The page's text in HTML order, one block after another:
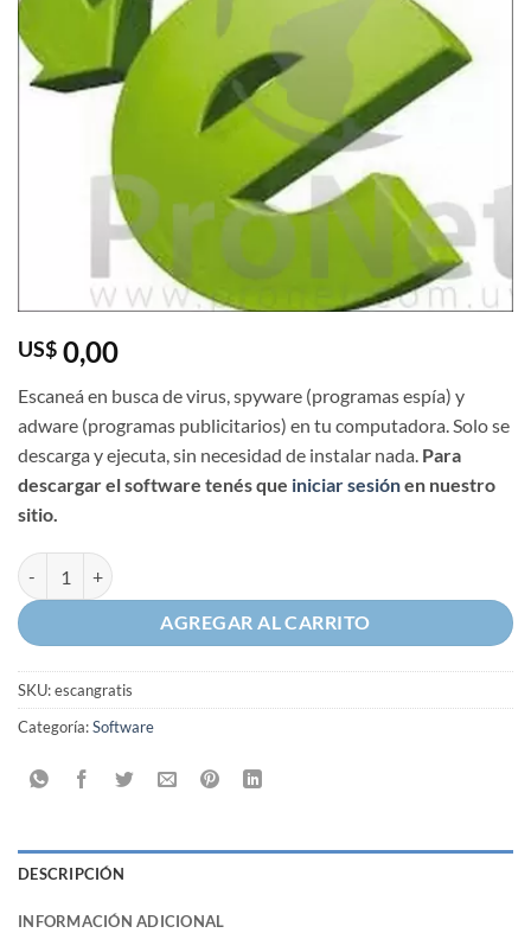
US$ 0,00
Escaneá en busca de virus, spyware (programas espía) y
adware (programas publicitarios) en tu computadora. Solo se
descarga y ejecuta, sin necesidad de instalar nada. Para
descargar el software tenés que iniciar sesiónen nuestro
sitio.
Herramienta de eScanAV antivirus gratis cantidad
AGREGAR AL CARRITO
SKU:escangratis
Categoría:Software
DESCRIPCIÓN
INFORMACIÓN ADICIONAL